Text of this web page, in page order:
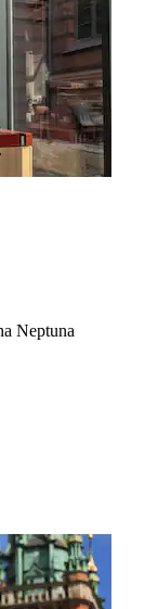
Neptuna